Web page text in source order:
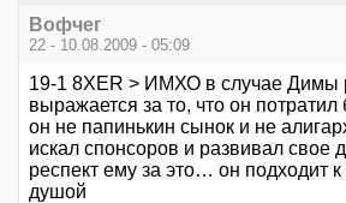
Вофчег
22 - 10.08.2009 - 05:09
19-1 8XER > ИМХО в случае Димы
выражается за то, что он
он не папинькин сынок и не
искал спонсоров и развивал свое
респект ему за это… он подходит к
душой